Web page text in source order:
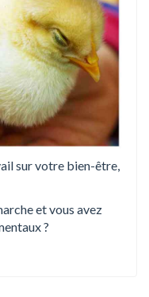
sur votre bien-être,
et vous avez
?